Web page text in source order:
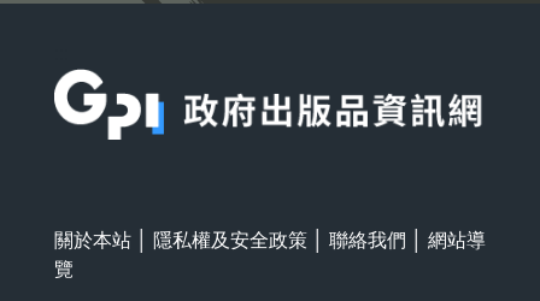
關於本站 隱私權及安全政策 聯絡我們
網站導
覽